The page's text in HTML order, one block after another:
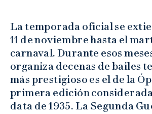
La temporada oficial se
11 de noviembre hasta el
carnaval. Durante esos
organiza decenas de bailes
más prestigioso es el de la
primera edición
data de 1935. La Segunda